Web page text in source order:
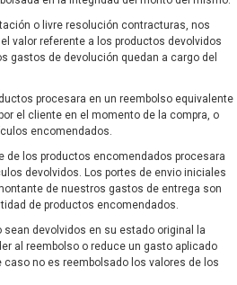
o livre resolución contracturas, nos
valor referente a los productos devolvidos
gastos de devolución quedan a cargo del
procesara en un reembolso equivalente
el cliente en el momento de la compra, o
encomendados.
de los productos encomendados procesara
devolvidos. Los portes de envio iniciales
de nuestros gastos de entrega son
de productos encomendados.
devolvidos en su estado original la
al reembolso o reduce un gasto aplicado
no es reembolsado los valores de los